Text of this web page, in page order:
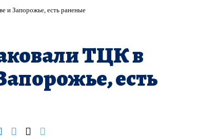
и Запорожье, есть раненые
ТЦК в
есть